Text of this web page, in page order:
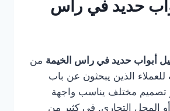
حديد في راس
أبواب حديد في راس الخيمة من
للعملاء الذين يبحثون عن باب
مختلف يناسب واجهة
أو المحل التجاري. في كثير من